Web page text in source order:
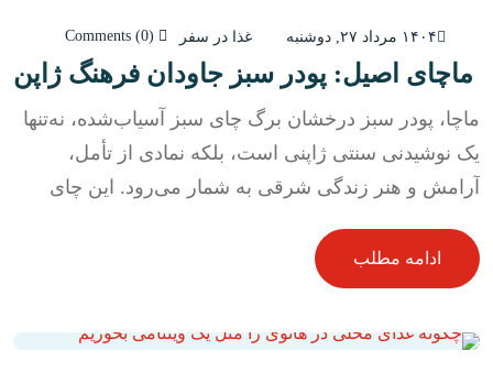
۱۴۰۴ مرداد ۲۷, دوشنبه غذا در سفر
ماچای اصیل: پودر سبز جاودان فرهنگ ژاپن
ماچا، پودر سبز درخشان برگ چای سبز آسیاب‌شده، نه‌تنها
یک نوشیدنی سنتی ژاپنی است، بلکه نمادی از تأمل،
آرامش و هنر زندگی شرقی به شمار می‌رود. این چای
ادامه مطلب